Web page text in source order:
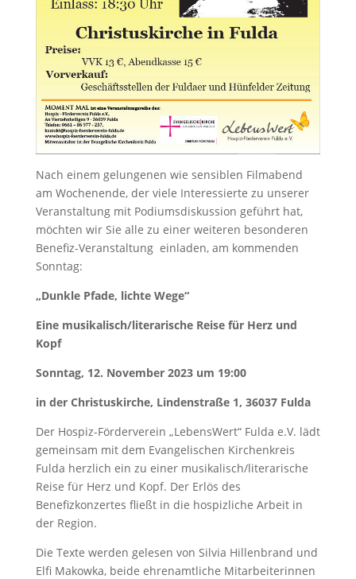
Nach einem gelungenen wie sensiblen Filmabend
am Wochenende, der viele Interessierte zu unserer
Veranstaltung mit Podiumsdiskussion geführt hat,
möchten wir Sie alle zu einer weiteren besonderen
Benefiz-Veranstaltung einladen, am kommenden
Sonntag:
„Dunkle Pfade, lichte Wege“
Eine musikalisch/literarische Reise für Herz und
Kopf
Sonntag, 12. November 2023 um 19:00
in der Christuskirche, Lindenstraße 1, 36037 Fulda
Der Hospiz-Förderverein „LebensWert“ Fulda e.V. lädt
gemeinsam mit dem Evangelischen Kirchenkreis
Fulda herzlich ein zu einer musikalisch/literarische
Reise für Herz und Kopf. Der Erlös des
Benefizkonzertes fließt in die hospizliche Arbeit in
der Region.
Die Texte werden gelesen von Silvia Hillenbrand und
Elfi Makowka, beide ehrenamtliche Mitarbeiterinnen